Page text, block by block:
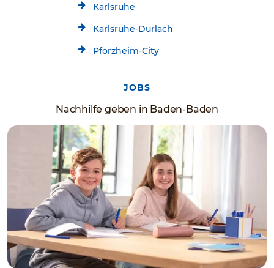
Karlsruhe
Karlsruhe-Durlach
Pforzheim-City
JOBS
Nachhilfe geben in Baden-Baden